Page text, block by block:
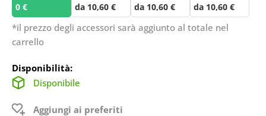
0 € da 10,60 € da 10,60 € da 10,60 €
*il prezzo degli accessori sarà aggiunto al totale nel
carrello
Disponibilità:
Disponibile
Aggiungi ai preferiti